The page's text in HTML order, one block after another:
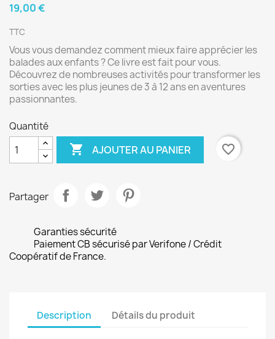
19,00 €
TTC
Vous vous demandez comment mieux faire apprécier les
balades aux enfants ? Ce livre est fait pour vous.
Découvrez de nombreuses activités pour transformer les
sorties avec les plus jeunes de 3 à 12 ans en aventures
passionnantes.
Quantité
 AJOUTER AU PANIER favorite_border
Partager
Garanties sécurité
Paiement CB sécurisé par Verifone / Crédit
Coopératif de France.
Description Détails du produit